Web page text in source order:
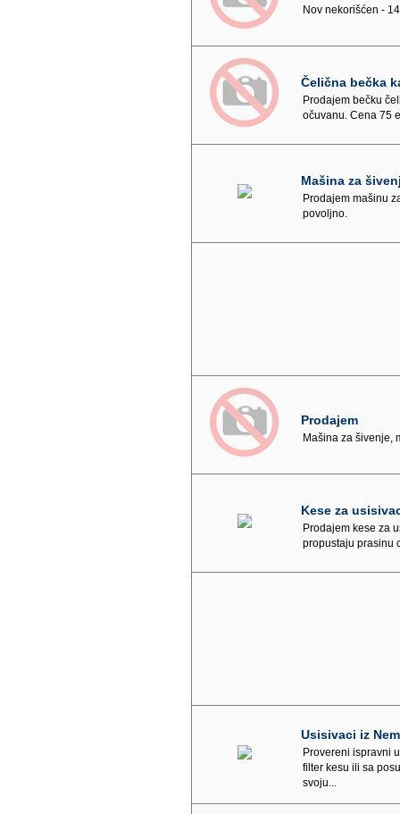
Nov nekorišćen -
Čelična bečka
Prodajem bečku
očuvanu. Cena 75
Mašina za
Prodajem mašinu
povoljno.
Prodajem
Mašina za šivenje,
Kese za
Prodajem kese za
propustaju prasinu
Usisivaci iz
Provereni ispravni
filter kesu ili sa
svoju...